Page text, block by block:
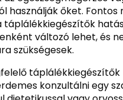
használják őket. Fontos
táplálékkiegészítők
változó lehet, és
szükségesek.
táplálékkiegészítők
konzultálni egy